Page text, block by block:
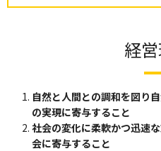
経
自然と人間との調和を図り
の実現に寄与すること
社会の変化に柔軟かつ迅速
会に寄与すること